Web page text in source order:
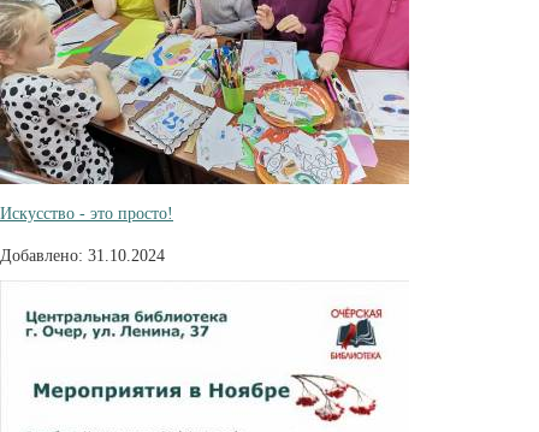
Искусство - это просто!
Добавлено: 31.10.2024